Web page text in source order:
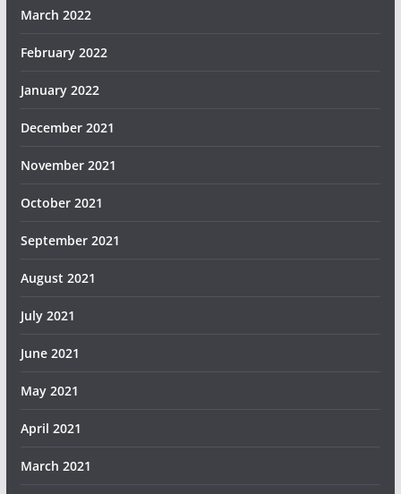
March 2022
February 2022
January 2022
December 2021
November 2021
October 2021
September 2021
August 2021
July 2021
June 2021
May 2021
April 2021
March 2021